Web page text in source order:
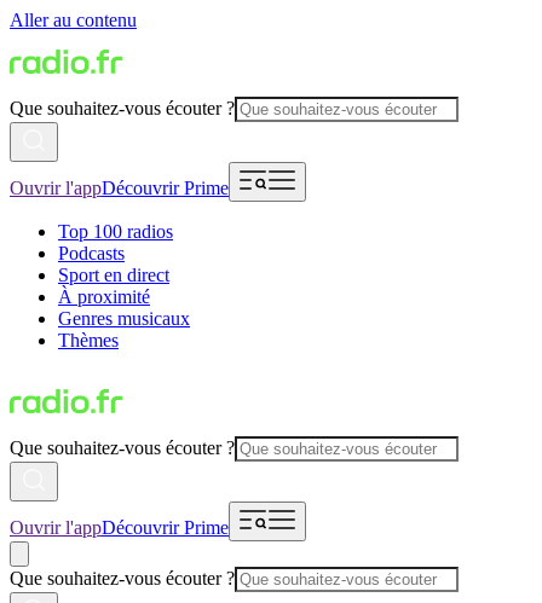
Aller au contenu
Que souhaitez-vous écouter ?
Ouvrir l'appDécouvrir Prime
Top 100 radios
Podcasts
Sport en direct
À proximité
Genres musicaux
Thèmes
Que souhaitez-vous écouter ?
Ouvrir l'appDécouvrir Prime
Que souhaitez-vous écouter ?